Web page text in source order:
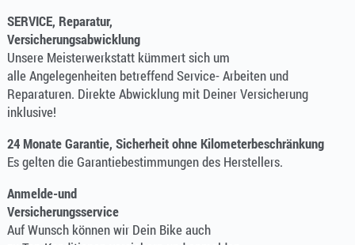
SERVICE, Reparatur,
Versicherungsabwicklung
Unsere Meisterwerkstatt kümmert sich um
alle Angelegenheiten betreffend Service- Arbeiten und
Reparaturen. Direkte Abwicklung mit Deiner Versicherung
inklusive!
24 Monate Garantie, Sicherheit ohne Kilometerbeschränkung
Es gelten die Garantiebestimmungen des Herstellers.
Anmelde-und
Versicherungsservice
Auf Wunsch können wir Dein Bike auch